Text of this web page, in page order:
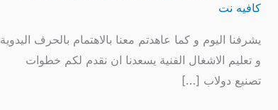
كافيه نت
يشرفنا اليوم و كما عاهدتم معنا بالاهتمام بالحرف اليدوية
و تعليم الاشغال الفنية يسعدنا ان نقدم لكم خطوات
تصنيع دولاب […]